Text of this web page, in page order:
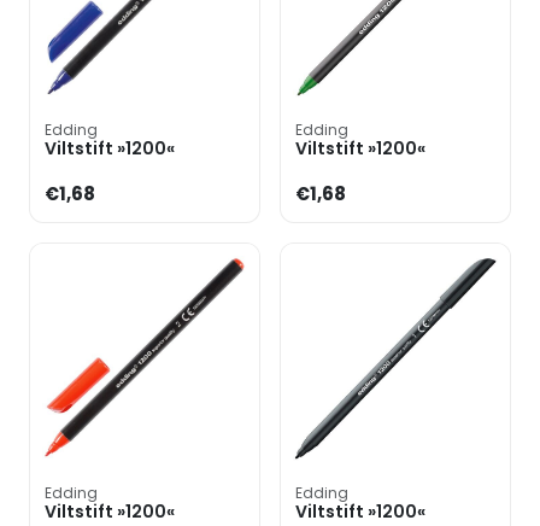
Edding
Viltstift »1200«
€1,68
Edding
Viltstift »1200«
€1,68
Edding
Viltstift »1200«
Edding
Viltstift »1200«